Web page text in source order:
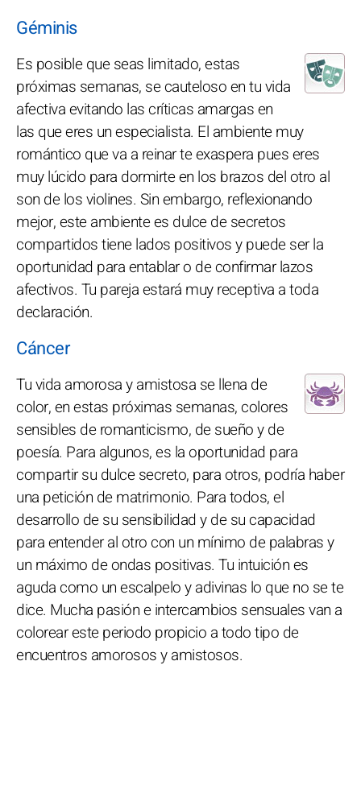
Géminis
Es posible que seas limitado, estas
próximas semanas, se cauteloso en tu vida
afectiva evitando las críticas amargas en
las que eres un especialista. El ambiente muy
romántico que va a reinar te exaspera pues eres
muy lúcido para dormirte en los brazos del otro al
son de los violines. Sin embargo, reflexionando
mejor, este ambiente es dulce de secretos
compartidos tiene lados positivos y puede ser la
oportunidad para entablar o de confirmar lazos
afectivos. Tu pareja estará muy receptiva a toda
declaración.
Cáncer
Tu vida amorosa y amistosa se llena de
color, en estas próximas semanas, colores
sensibles de romanticismo, de sueño y de
poesía. Para algunos, es la oportunidad para
compartir su dulce secreto, para otros, podría haber
una petición de matrimonio. Para todos, el
desarrollo de su sensibilidad y de su capacidad
para entender al otro con un mínimo de palabras y
un máximo de ondas positivas. Tu intuición es
aguda como un escalpelo y adivinas lo que no se te
dice. Mucha pasión e intercambios sensuales van a
colorear este periodo propicio a todo tipo de
encuentros amorosos y amistosos.